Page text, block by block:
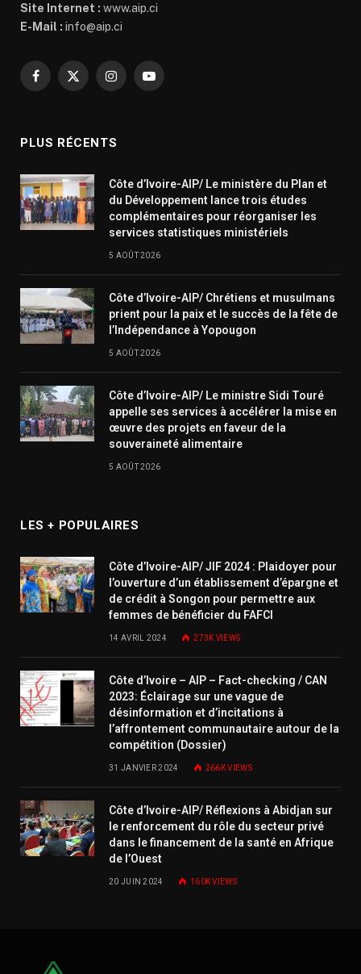
Site Internet : www.aip.ci
E-Mail : info@aip.ci
Facebook
X
InstagramYouTube
PLUS RÉCENTS
Côte d’Ivoire-AIP/ Le ministère du Plan et
du Développement lance trois études
complémentaires pour réorganiser les
services statistiques ministériels
5 AOÛT 2026
Côte d’Ivoire-AIP/ Chrétiens et musulmans
prient pour la paix et le succès de la fête de
l’Indépendance à Yopougon
5 AOÛT 2026
Côte d’Ivoire-AIP/ Le ministre Sidi Touré
appelle ses services à accélérer la mise en
œuvre des projets en faveur de la
souveraineté alimentaire
5 AOÛT 2026
LES + POPULAIRES
Côte d’Ivoire-AIP/ JIF 2024 : Plaidoyer pour
l’ouverture d’un établissement d’épargne et
de crédit à Songon pour permettre aux
femmes de bénéficier du FAFCI
14 AVRIL 2024 273K VIEWS
Côte d’Ivoire – AIP – Fact-checking / CAN
2023: Éclairage sur une vague de
désinformation et d’incitations à
l’affrontement communautaire autour de la
compétition (Dossier)
31 JANVIER 2024 266KVIEWS
Côte d’Ivoire-AIP/ Réflexions à Abidjan sur
le renforcement du rôle du secteur privé
dans le financement de la santé en Afrique
de l’Ouest
20 JUIN 2024 160KVIEWS